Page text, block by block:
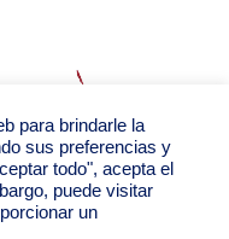
2022
para brindarle la
sus preferencias y
todo", acepta el
puede visitar
un